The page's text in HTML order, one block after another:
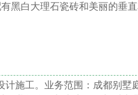
黑白大理石瓷砖和美丽的垂
施工。业务范围：成都别